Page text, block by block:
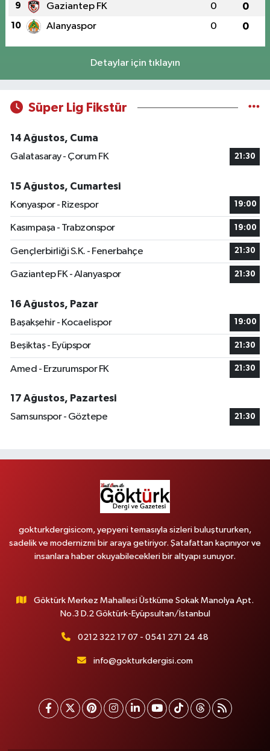
9 Gaziantep FK 0 0
10 Alanyaspor 0 0
Detaylar için tıklayın
Süper Lig Fikstür
14 Ağustos, Cuma
Galatasaray - Çorum FK
21:30
15 Ağustos, Cumartesi
Konyaspor - Rizespor
19:00
Kasımpaşa - Trabzonspor 19:00
Gençlerbirliği S.K. - Fenerbahçe 21:30
Gaziantep FK - Alanyaspor 21:30
16 Ağustos, Pazar
Başakşehir - Kocaelispor
19:00
Beşiktaş - Eyüpspor 21:30
Amed - Erzurumspor FK 21:30
17 Ağustos, Pazartesi
Samsunspor - Göztepe
21:30
gokturkdergisicom, yepyeni temasıyla sizleri buluştururken,
sadelik ve modernizmi bir araya getiriyor. Şatafattan kaçınıyor ve
insanlara haber okuyabilecekleri bir altyapı sunuyor.
Göktürk Merkez Mahallesi Üstküme Sokak Manolya Apt.
No.3 D.2 Göktürk-Eyüpsultan/İstanbul
0212 322 17 07 - 0541 271 24 48
info@gokturkdergisi.com